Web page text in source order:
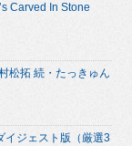
Carved In Stone
松拓 続・たっきゅん
イジェスト版（厳選3